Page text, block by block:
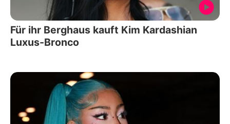
Für ihr Berghaus kauft Kim Kardashian
Luxus-Bronco